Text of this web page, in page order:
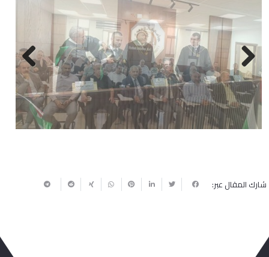
Previous
Next
شارك المقال عبر: